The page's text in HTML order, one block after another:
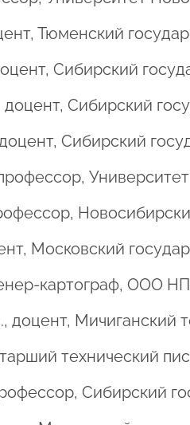
Тюменский
Сибирский
доцент, Сибирский
доцент, Сибирский
Московский
картограф, ООО
доцент, Мичиганский
технический
Сибирский